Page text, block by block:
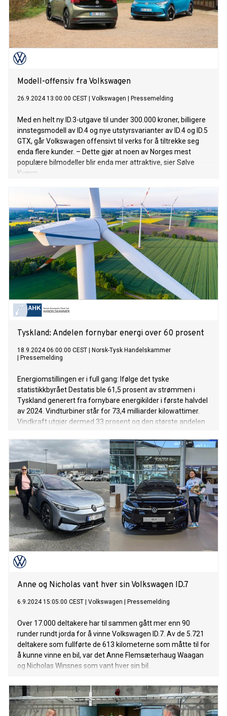
Modell-offensiv fra Volkswagen
26.9.2024 13:00:00 CEST Volkswagen Pressemelding
Med en helt ny ID.3-utgave til under 300.000 kroner, billigere
innstegsmodell av ID.4 og nye utstyrsvarianter av ID.4 og ID.5
GTX, går Volkswagen offensivt til verks for å tiltrekke seg
enda flere kunder. – Dette gjør at noen av Norges mest
populære bilmodeller blir enda mer attraktive, sier Sølve
Kværn.
Tyskland: Andelen fornybar energi over 60 prosent
18.9.2024 06:00:00 CEST
Norsk-Tysk Handelskammer
Pressemelding
Energiomstillingen er i full gang: Ifølge det tyske
statistikkbyrået Destatis ble 61,5 prosent av strømmen i
Tyskland generert fra fornybare energikilder i første halvdel
av 2024. Vindturbiner står for 73,4 milliarder kilowattimer.
Vindkraft utgjør dermed 33 prosent og den største andelen
ble produsert og tilført strømnettet i Tyskland falt 5,3
prosent sammenlignet med fjorårsperioden, til totalt 220
milliarder kilowattimer, økte produksjonen av fornybar
energi betydelig, fra 123,9 til 135,2 milliarder kilowattimer.
Denne rekorden er en milepæl på veien mot omlegging til
mer bærekraftige strømproduksjon.
Anne og Nicholas vant hver sin Volkswagen ID.7
6.9.2024 15:05:00 CEST Volkswagen Pressemelding
Over 17.000 deltakere har til sammen gått mer enn 90
runder rundt jorda for å vinne Volkswagen ID.7. Av de 5.721
deltakere som fullførte de 613 kilometerne som måtte til for
å kunne vinne en bil, var det Anne Flemsæterhaug Waagan
og Nicholas Winsnes som vant hver sin bil.